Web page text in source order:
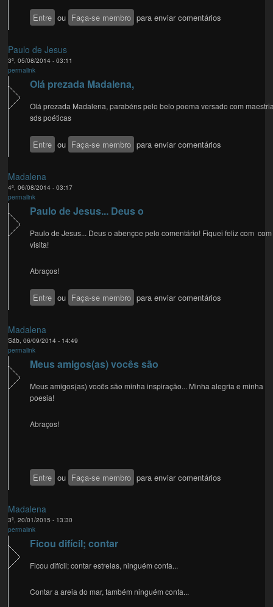
Entre ou Faça-se membro para enviar comentários
Paulo de Jesus
3ª, 05/08/2014 - 03:11
permalink
Olá prezada Madalena,
Olá prezada Madalena, parabéns pelo belo poema versado com
sds poéticas
Entre ou Faça-se membro para enviar comentários
Madalena
4ª, 06/08/2014 - 03:17
permalink
Paulo de Jesus... Deus o
Paulo de Jesus... Deus o abençoe pelo comentário! Fiquei feliz com
visita!
Abraços!
Entre ou Faça-se membro para enviar comentários
Madalena
Sáb, 06/09/2014 - 14:49
permalink
Meus amigos(as) vocês são
Meus amigos(as) vocês são minha inspiração... Minha alegria e minha
poesia!
Abraços!
Entre ou Faça-se membro para enviar comentários
Madalena
3ª, 20/01/2015 - 13:30
permalink
Ficou difícil; contar
Ficou difícil; contar estrelas, ninguém conta...
Contar a areia do mar, também ninguém conta...